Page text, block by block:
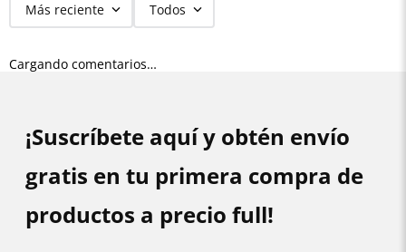
Más reciente Todos
Cargando comentarios…
¡Suscríbete aquí y obtén envío
gratis en tu primera compra de
productos a precio full!